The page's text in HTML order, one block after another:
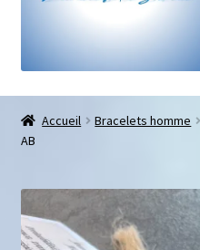
Boutique
Bracelets sur-mesure
Galets pouce anti-stress
Pendentifs sifflet et fioles
Accueil Bracelets homme
AB